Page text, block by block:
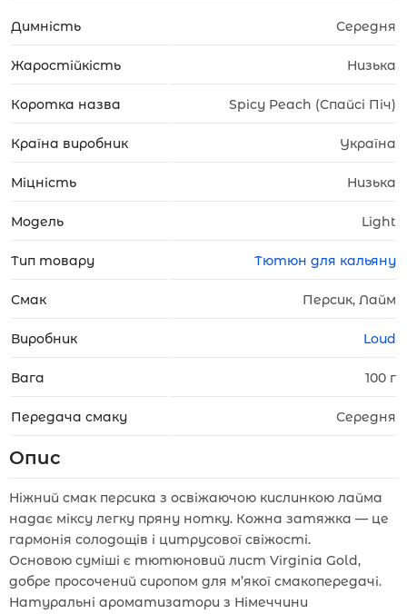
Димність Середня
Жаростійкість Низька
Коротка назва Spicy Peach (Спайсі Піч)
Країна виробник Україна
Міцність Низька
Модель Light
Тип товару Тютюн для кальяну
Смак Персик, Лайм
Виробник Loud
Вага 100 г
Передача смаку Середня
Опис
Ніжний смак персика з освіжаючою кислинкою лайма
надає міксу легку пряну нотку. Кожна затяжка — це
гармонія солодощів і цитрусової свіжості.
Основою суміші є тютюновий лист Virginia Gold,
добре просочений сиропом для м’якої смакопередачі.
Натуральні ароматизатори з Німеччини